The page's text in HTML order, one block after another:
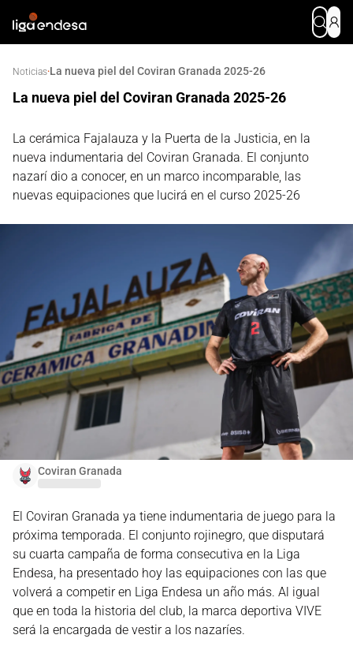
Noticias·La nueva piel del Coviran Granada 2025-26
La nueva piel del Coviran Granada 2025-26
La cerámica Fajalauza y la Puerta de la Justicia, en la
nueva indumentaria del Coviran Granada. El conjunto
nazarí dio a conocer, en un marco incomparable, las
nuevas equipaciones que lucirá en el curso 2025-26
Coviran Granada
El Coviran Granada ya tiene indumentaria de juego para la
próxima temporada. El conjunto rojinegro, que disputará
su cuarta campaña de forma consecutiva en la Liga
Endesa, ha presentado hoy las equipaciones con las que
volverá a competir en Liga Endesa un año más. Al igual
que en toda la historia del club, la marca deportiva VIVE
será la encargada de vestir a los nazaríes.